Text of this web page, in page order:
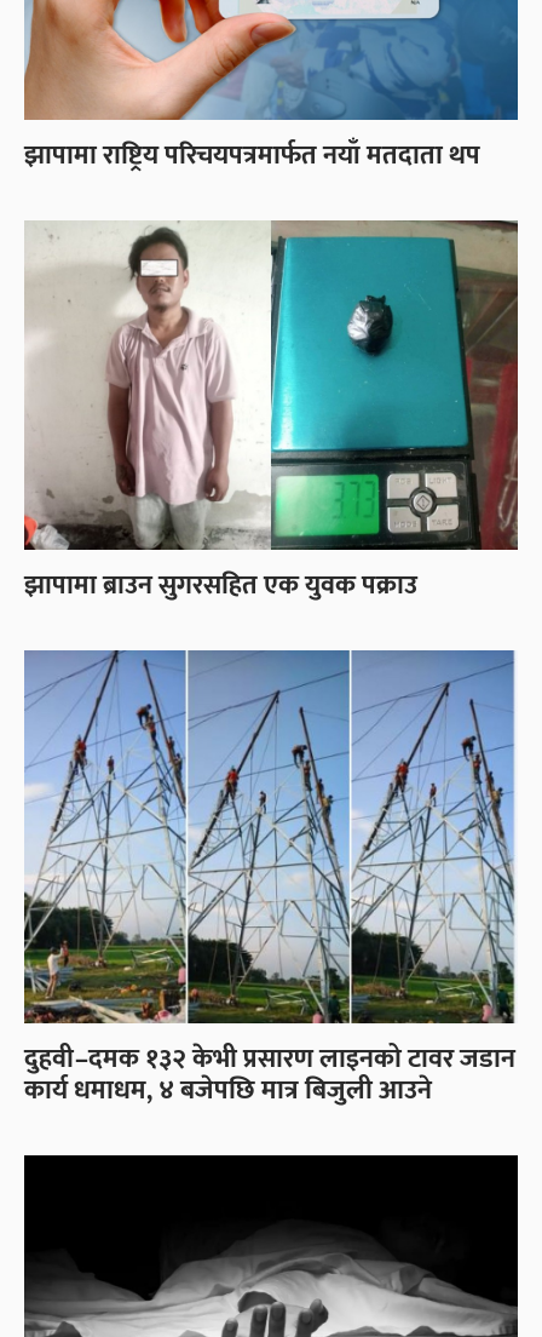
झापामा राष्ट्रिय परिचयपत्रमार्फत नयाँ मतदाता थप
झापामा ब्राउन सुगरसहित एक युवक पक्राउ
दुहवी–दमक १३२ केभी प्रसारण लाइनको टावर जडान
कार्य धमाधम, ४ बजेपछि मात्र बिजुली आउने